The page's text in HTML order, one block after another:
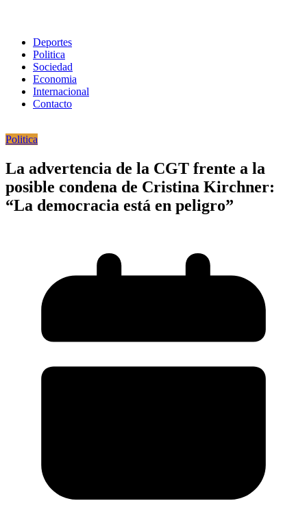
Deportes
Politica
Sociedad
Economia
Internacional
Contacto
Politica
La advertencia de la CGT frente a la
posible condena de Cristina Kirchner:
“La democracia está en peligro”